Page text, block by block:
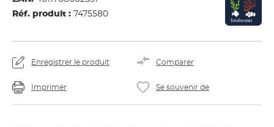
Réf. produit : 7475580
Enregistrer le produit Comparer
Imprimer Se souvenir de